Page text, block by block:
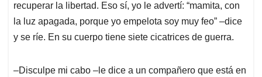
recuperar la libertad. Eso sí, yo le advertí: “mamita, con
la luz apagada, porque yo empelota soy muy feo” ‒dice
y se ríe. En su cuerpo tiene siete cicatrices de guerra.
‒Disculpe mi cabo ‒le dice a un compañero que está en